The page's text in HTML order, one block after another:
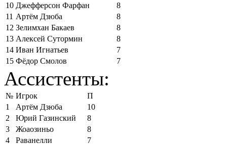
10 Джефферсон Фарфан
8
11 Артём Дзюба
8
12 Зелимхан Бакаев
8
13 Алексей Сутормин
8
14 Иван Игнатьев
7
15 Фёдор Смолов 7
Ассистенты:
№ Игрок
П
1
Артём Дзюба
10
2
Юрий Газинский
8
3
Жоаозиньо
8
4
Раванелли
7